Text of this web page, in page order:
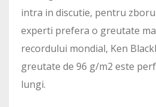
intra in discutie, pentru
experti prefera o greutate
recordului mondial, Ken
greutate de 96 g/m2 este
lungi.